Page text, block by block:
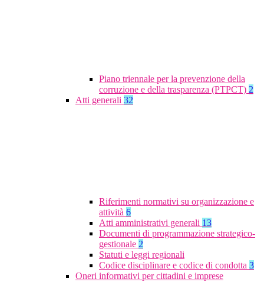
Piano triennale per la prevenzione della
corruzione e della trasparenza (PTPCT) 2
Atti generali 32
Riferimenti normativi su organizzazione e
attività 6
Atti amministrativi generali 13
Documenti di programmazione strategico-
gestionale 2
Statuti e leggi regionali
Codice disciplinare e codice di condotta 3
Oneri informativi per cittadini e imprese